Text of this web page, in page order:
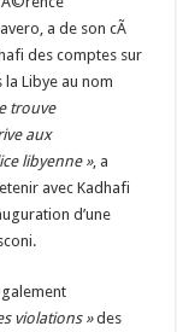
a de son cÃ
des comptes sur
Libye au nom
trouve
aux
libyenne », a
avec Kadhafi
d’une
violations »des